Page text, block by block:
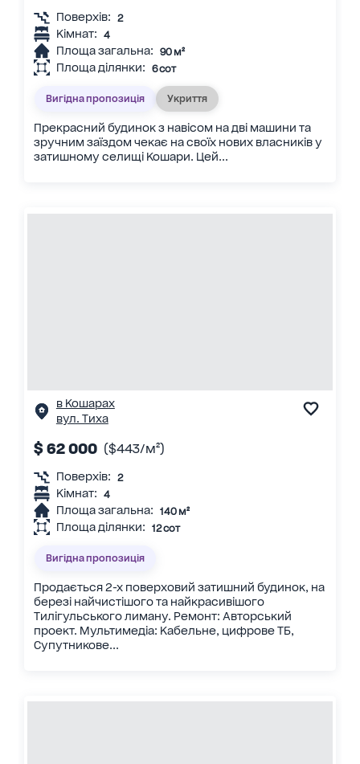
Поверхів: 2
Кімнат: 4
Площа загальна: 90 м²
Площа ділянки: 6 сот
Вигідна пропозиція Укриття
Прекрасний будинок з навісом на дві машини та
зручним заїздом чекає на своїх нових власників у
затишному селищі Кошари. Цей...
в Кошарах
вул. Тиха
$ 62 000 ($443/м²)
Поверхів: 2
Кімнат: 4
Площа загальна: 140 м²
Площа ділянки: 12 сот
Вигідна пропозиція
Продається 2-х поверховий затишний будинок, на
березі найчистішого та найкрасивішого
Тилігульського лиману. Ремонт: Авторський
проект. Мультимедіа: Кабельне, цифрове ТБ,
Супутникове...